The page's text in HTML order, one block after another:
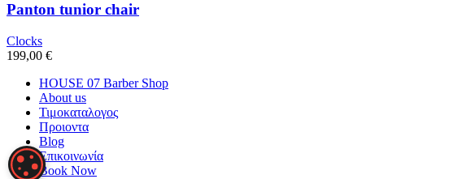
Panton tunior chair
Clocks
199,00 €
HOUSE 07 Barber Shop
About us
Τιμοκαταλογος
Προιοντα
Blog
Επικοινωνία
Book Now
ΡΥΘΜΊΣΕΙΣ COOKIES